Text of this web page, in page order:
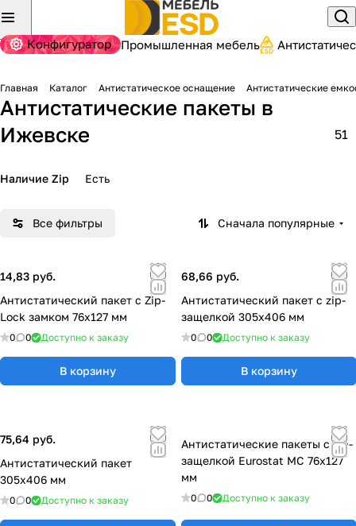
Конфигуратор Промышленная мебель
Главная Каталог Антистатическое оснащение Антистатические
Антистатические пакеты в
Ижевске
51
Наличие Zip Есть
Все фильтры Сначала популярные
14,83 руб.
Антистатический пакет с Zip-
Lock замком 76х127 мм
0 0 Доступно к заказу
В корзину
68,66 руб.
Антистатический пакет с zip-
защелкой 305х406 мм
0 0 Доступно к заказу
В корзину
75,64 руб.
Антистатический пакет
305x406 мм
0 0 Доступно к заказу
Антистатические пакеты с zip-
защелкой Eurostat МС 76х127
мм
0 0 Доступно к заказу